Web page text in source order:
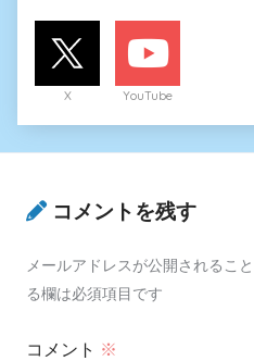
X YouTube
コメントを残す
メールアドレスが公開されること
る欄は必須項目です
コメント ※